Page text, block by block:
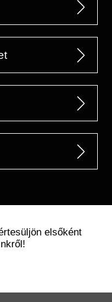
elsőként